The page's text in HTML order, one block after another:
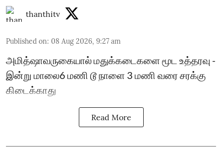
thanthitv
Published on: 08 Aug 2026, 9:27 am
அமித்ஷாவருகையால் மதுக்கடைகளை மூட உத்தரவு -
இன்று மாலை6 மணி டூ நாளை 3 மணி வரை சரக்கு
கிடைக்காது
Read More